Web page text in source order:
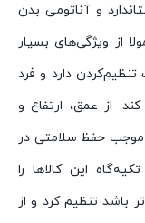
و آناتومی بدن
از ویژگی‌های بسیار
تنظیم‌کردن دارد و فرد
از عمق، ارتفاع و
موجب حفظ سلامتی در
این کالاها را
باشد تنظیم کرد و از